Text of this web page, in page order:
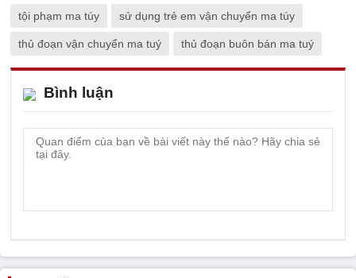
tội phạm ma túy sử dụng trẻ em vận chuyển ma túy
thủ đoạn vận chuyển ma tuý thủ đoạn buôn bán ma tuý
Bình luận